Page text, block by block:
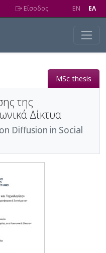
Είσοδος EN EΛ
MSc thesis
της
Δίκτυα
Diffusion in Social